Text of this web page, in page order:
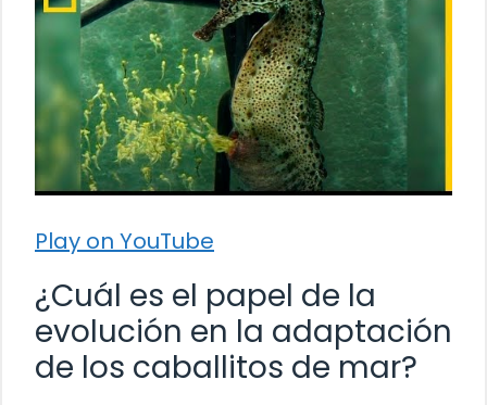
Play on YouTube
¿Cuál es el papel de la
evolución en la adaptación
de los caballitos de mar?